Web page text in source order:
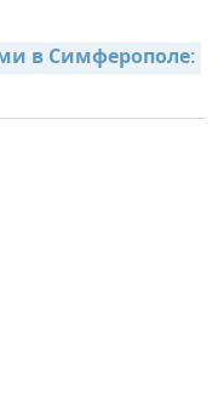
в Симферополе: